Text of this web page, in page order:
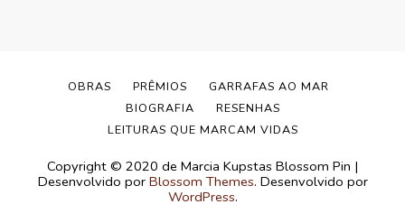
Copyright © 2020 de Marcia Kupstas Blossom Pin |
Desenvolvido por Blossom Themes. Desenvolvido por
WordPress.
OBRAS PRÊMIOS
GARRAFAS AO MAR
BIOGRAFIA
RESENHAS
LEITURAS QUE MARCAM VIDAS